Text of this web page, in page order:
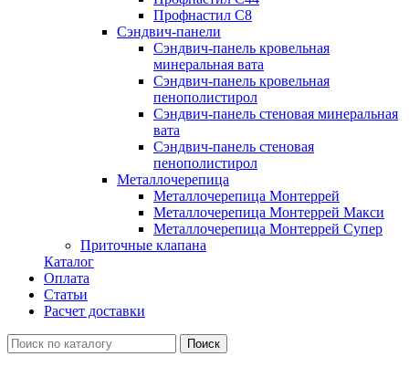
Профнастил С8
Сэндвич-панели
Сэндвич-панель кровельная
минеральная вата
Сэндвич-панель кровельная
пенополистирол
Сэндвич-панель стеновая минеральная
вата
Сэндвич-панель стеновая
пенополистирол
Металлочерепица
Металлочерепица Монтеррей
Металлочерепица Монтеррей Макси
Металлочерепица Монтеррей Супер
Приточные клапана
Каталог
Оплата
Статьи
Расчет доставки